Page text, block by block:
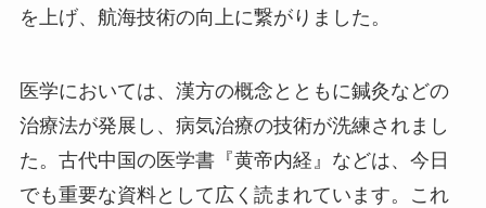
を上げ、航海技術の向上に繋がりました。
医学においては、漢方の概念とともに鍼灸などの
治療法が発展し、病気治療の技術が洗練されまし
た。古代中国の医学書『黄帝内経』などは、今日
でも重要な資料として広く読まれています。これ